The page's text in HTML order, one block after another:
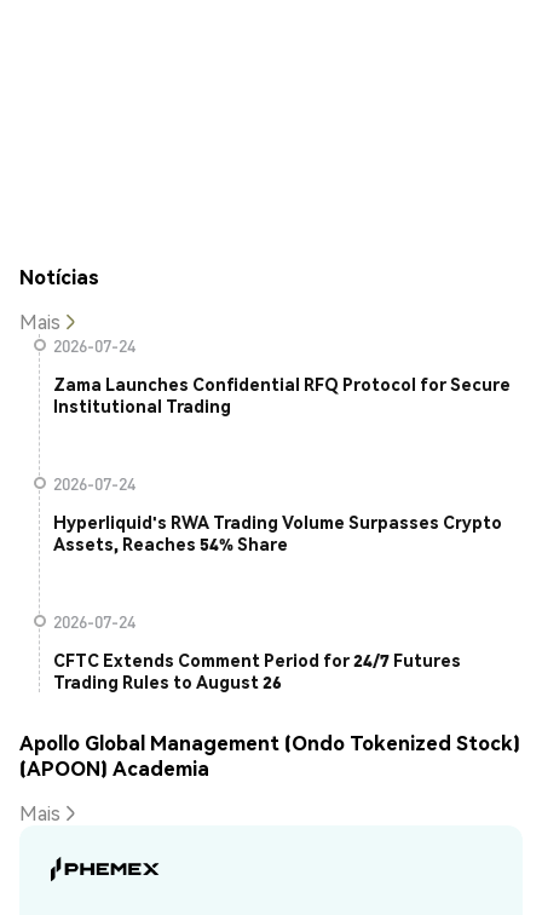
Notícias
Mais
2026-07-24
Zama Launches Confidential RFQ Protocol for Secure
Institutional Trading
2026-07-24
Hyperliquid's RWA Trading Volume Surpasses Crypto
Assets, Reaches 54% Share
2026-07-24
CFTC Extends Comment Period for 24/7 Futures
Trading Rules to August 26
Apollo Global Management (Ondo Tokenized Stock)
(APOON) Academia
Mais